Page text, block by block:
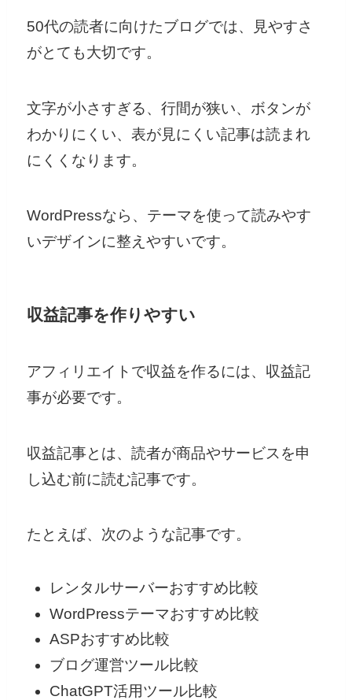
50代の読者に向けたブログでは、見やすさ
がとても大切です。
文字が小さすぎる、行間が狭い、ボタンが
わかりにくい、表が見にくい記事は読まれ
にくくなります。
WordPressなら、テーマを使って読みやす
いデザインに整えやすいです。
収益記事を作りやすい
アフィリエイトで収益を作るには、収益記
事が必要です。
収益記事とは、読者が商品やサービスを申
し込む前に読む記事です。
たとえば、次のような記事です。
レンタルサーバーおすすめ比較
WordPressテーマおすすめ比較
ASPおすすめ比較
ブログ運営ツール比較
ChatGPT活用ツール比較